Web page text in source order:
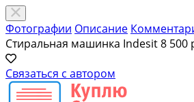
Фотографии Описание
Стиральная машинка Indesit8 500
Связаться с автором